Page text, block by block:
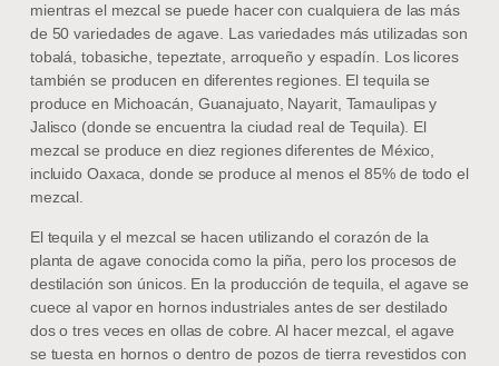
mientras el mezcal se puede hacer con cualquiera de las más
de 50 variedades de agave. Las variedades más utilizadas son
tobalá, tobasiche, tepeztate, arroqueño y espadín. Los licores
también se producen en diferentes regiones. El tequila se
produce en Michoacán, Guanajuato, Nayarit, Tamaulipas y
Jalisco (donde se encuentra la ciudad real de Tequila). El
mezcal se produce en diez regiones diferentes de México,
incluido Oaxaca, donde se produce al menos el 85% de todo el
mezcal.
El tequila y el mezcal se hacen utilizando el corazón de la
planta de agave conocida como la piña, pero los procesos de
destilación son únicos. En la producción de tequila, el agave se
cuece al vapor en hornos industriales antes de ser destilado
dos o tres veces en ollas de cobre. Al hacer mezcal, el agave
se tuesta en hornos o dentro de pozos de tierra revestidos con